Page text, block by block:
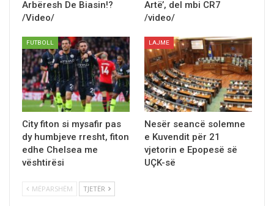
Arbёresh De Biasin!?
/Video/
Artë’, del mbi CR7
/video/
FUTBOLL
City fiton si mysafir pas
dy humbjeve rresht, fiton
edhe Chelsea me
vështirësi
LAJME
Nesër seancë solemne
e Kuvendit për 21
vjetorin e Epopesë së
UÇK-së
MËPARSHËM TJETËR